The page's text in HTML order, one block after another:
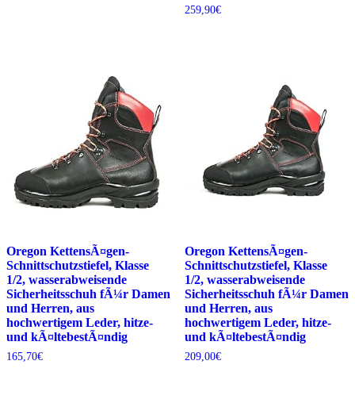
259,90€
Oregon KettensÃ¤gen-
Schnittschutzstiefel, Klasse
1/2, wasserabweisende
Sicherheitsschuh fÃ¼r Damen
und Herren, aus
hochwertigem Leder, hitze-
und kÃ¤ltebestÃ¤ndig
165,70€
Oregon KettensÃ¤gen-
Schnittschutzstiefel, Klasse
1/2, wasserabweisende
Sicherheitsschuh fÃ¼r Damen
und Herren, aus
hochwertigem Leder, hitze-
und kÃ¤ltebestÃ¤ndig
209,00€